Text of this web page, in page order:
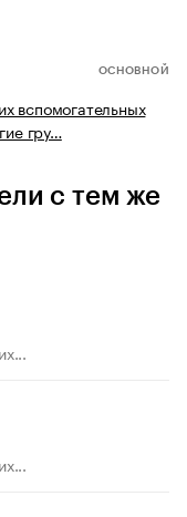
ОСНОВНОЙ
вспомогательных
гру…
с тем же